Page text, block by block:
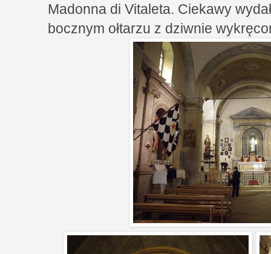
Madonna di Vitaleta. Ciekawy
bocznym ołtarzu z dziwnie